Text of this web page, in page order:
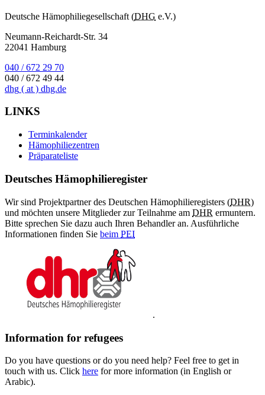
Deutsche Hämophiliegesellschaft (DHG e.V.)
Neumann-Reichardt-Str. 34
22041 Hamburg
040 / 672 29 70
040 / 672 49 44
dhg ( at ) dhg.de
LINKS
Terminkalender
Hämophiliezentren
Präparateliste
Deutsches Hämophilieregister
Wir sind Projektpartner des Deutschen Hämophilieregisters (DHR)
und möchten unsere Mitglieder zur Teilnahme am DHR ermuntern.
Bitte sprechen Sie dazu auch Ihren Behandler an. Ausführliche
Informationen finden Sie beim PEI
.
Information for refugees
Do you have questions or do you need help? Feel free to get in
touch with us. Click here for more information (in English or
Arabic).